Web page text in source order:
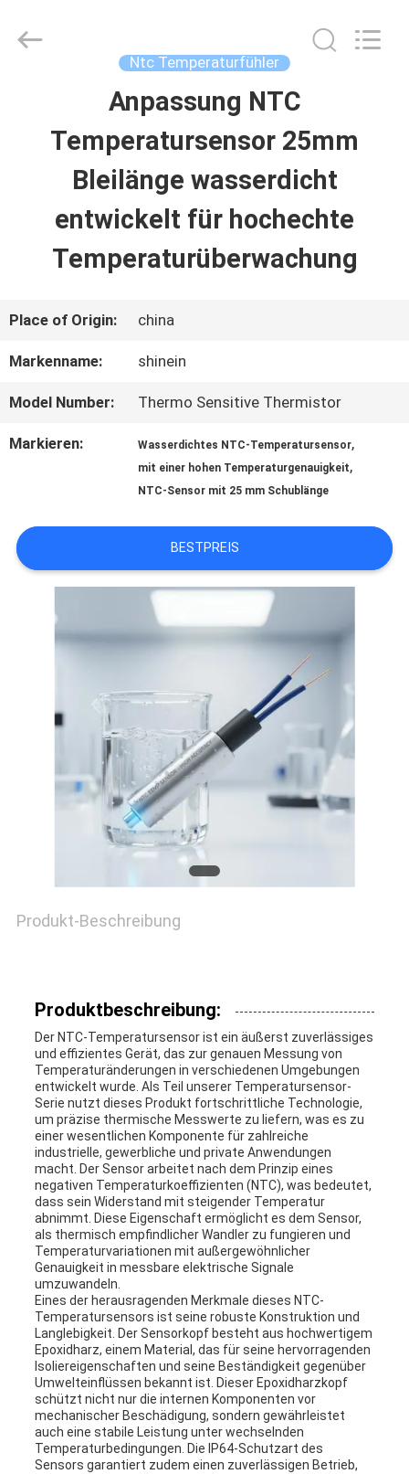
PRODUKTE
ÜBER
QUALITÄTSKONTROLLE
SIE
VERBINDUNG
NACHRICHTEN
FORDERN
SIE EIN
ZITAT
SHOW
SITEMAP
PRIVACY
POLICY
Electornics
Technology
Ntc Temperaturfühler
Anpassung NTC
Temperatursensor 25mm
Bleilänge wasserdicht
entwickelt für hochechte
Temperaturüberwachung
Place of Origin: china
Markenname: shinein
Model Number: Thermo Sensitive Thermistor
Markieren: Wasserdichtes NTC-Temperatursensor,
mit einer hohen Temperaturgenauigkeit,
NTC-Sensor mit 25 mm Schublänge
BESTPREIS
Produkt-Beschreibung
Produktbeschreibung:
Der NTC-Temperatursensor ist ein äußerst zuverlässiges
und effizientes Gerät, das zur genauen Messung von
Temperaturänderungen in verschiedenen Umgebungen
entwickelt wurde. Als Teil unserer Temperatursensor-
Serie nutzt dieses Produkt fortschrittliche Technologie,
um präzise thermische Messwerte zu liefern, was es zu
einer wesentlichen Komponente für zahlreiche
industrielle, gewerbliche und private Anwendungen
macht. Der Sensor arbeitet nach dem Prinzip eines
negativen Temperaturkoeffizienten (NTC), was bedeutet,
dass sein Widerstand mit steigender Temperatur
abnimmt. Diese Eigenschaft ermöglicht es dem Sensor,
als thermisch empfindlicher Wandler zu fungieren und
Temperaturvariationen mit außergewöhnlicher
Genauigkeit in messbare elektrische Signale
umzuwandeln.
Eines der herausragenden Merkmale dieses NTC-
Temperatursensors ist seine robuste Konstruktion und
Langlebigkeit. Der Sensorkopf besteht aus hochwertigem
Epoxidharz, einem Material, das für seine hervorragenden
Isoliereigenschaften und seine Beständigkeit gegenüber
Umwelteinflüssen bekannt ist. Dieser Epoxidharzkopf
schützt nicht nur die internen Komponenten vor
mechanischer Beschädigung, sondern gewährleistet
auch eine stabile Leistung unter wechselnden
Temperaturbedingungen. Die IP64-Schutzart des
Sensors garantiert zudem einen zuverlässigen Betrieb,